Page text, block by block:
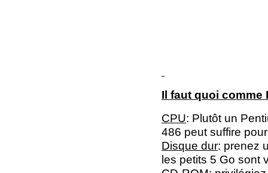
Il faut quoi comme
CPU: Plutôt un
486 peut suffire
Disque dur: prenez
les petits 5 Go sont